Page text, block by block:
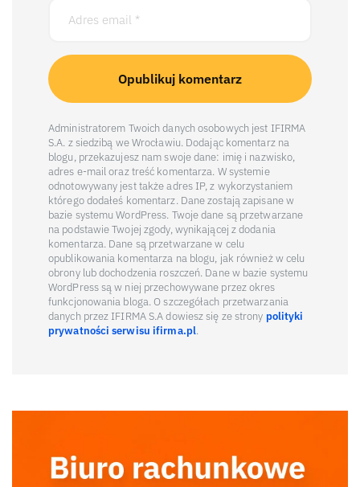
Administratorem Twoich danych osobowych jest IFIRMA
S.A. z siedzibą we Wrocławiu. Dodając komentarz na
blogu, przekazujesz nam swoje dane: imię i nazwisko,
adres e-mail oraz treść komentarza. W systemie
odnotowywany jest także adres IP, z wykorzystaniem
którego dodałeś komentarz. Dane zostają zapisane w
bazie systemu WordPress. Twoje dane są przetwarzane
na podstawie Twojej zgody, wynikającej z dodania
komentarza. Dane są przetwarzane w celu
opublikowania komentarza na blogu, jak również w celu
obrony lub dochodzenia roszczeń. Dane w bazie systemu
WordPress są w niej przechowywane przez okres
funkcjonowania bloga. O szczegółach przetwarzania
danych przez IFIRMA S.A dowiesz się ze strony polityki
prywatności serwisu ifirma.pl.